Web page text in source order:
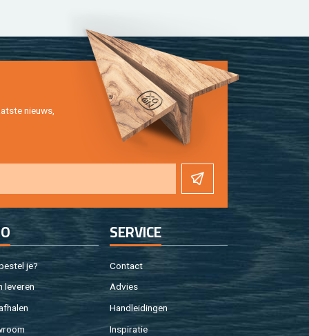
nieuws,
je?
le­ve­ren
SER­VI­CE
Con­tact
Ad­vies
Hand­lei­din­gen
In­spi­ra­tie